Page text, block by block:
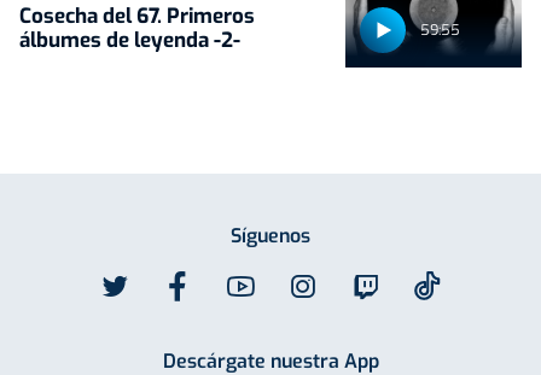
59:55
Cosecha del 67. Primeros
álbumes de leyenda -2-
Síguenos
Descárgate nuestra App